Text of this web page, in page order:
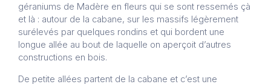
géraniums de Madère en fleurs qui se sont ressemés çà
et là : autour de la cabane, sur les massifs légèrement
surélevés par quelques rondins et qui bordent une
longue allée au bout de laquelle on aperçoit d’autres
constructions en bois.
De petite allées partent de la cabane et c’est une